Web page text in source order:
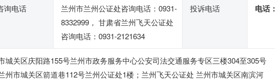
询电话
兰州市兰州公证处咨询电话：0931-
8332999， 甘肃省兰州飞天公证处
咨询电话：0931-2121634
投诉电话 电话：
城关区庆阳路155号兰州市政务服务中心公安司法交通服务专区三楼304至305号
州市城关区箭道巷112号兰州公证处1楼；兰州飞天公证处 兰州市城关区南滨河